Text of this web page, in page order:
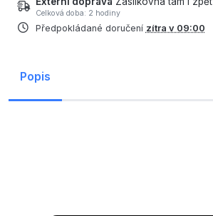
Celková doba: 2 hodiny
Předpokládané doručení zítra v 09:00
Popis